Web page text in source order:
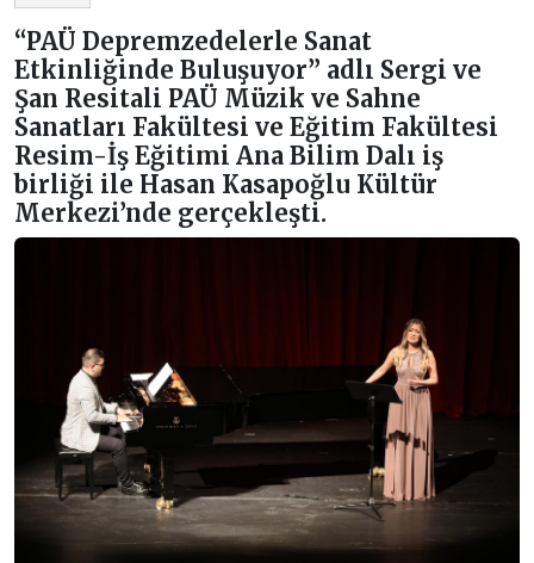
“PAÜ Depremzedelerle Sanat
Etkinliğinde Buluşuyor” adlı Sergi ve
Şan Resitali PAÜ Müzik ve Sahne
Sanatları Fakültesi ve Eğitim Fakültesi
Resim-İş Eğitimi Ana Bilim Dalı iş
birliği ile Hasan Kasapoğlu Kültür
Merkezi’nde gerçekleşti.